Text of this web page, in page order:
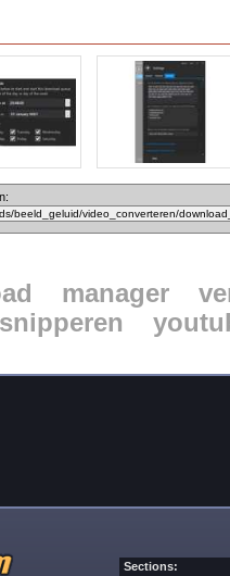
manager
Sections: